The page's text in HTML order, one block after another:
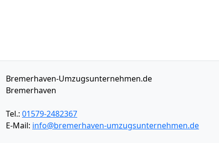
Bremerhaven-Umzugsunternehmen.de
Bremerhaven
Tel.: 01579-2482367
E-Mail: info@bremerhaven-umzugsunternehmen.de